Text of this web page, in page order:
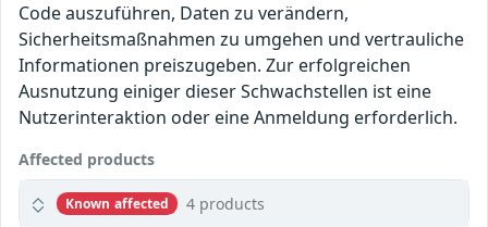
Code auszuführen, Daten zu verändern,
Sicherheitsmaßnahmen zu umgehen und vertrauliche
Informationen preiszugeben. Zur erfolgreichen
Ausnutzung einiger dieser Schwachstellen ist eine
Nutzerinteraktion oder eine Anmeldung erforderlich.
Affected products
Known affected 4 products